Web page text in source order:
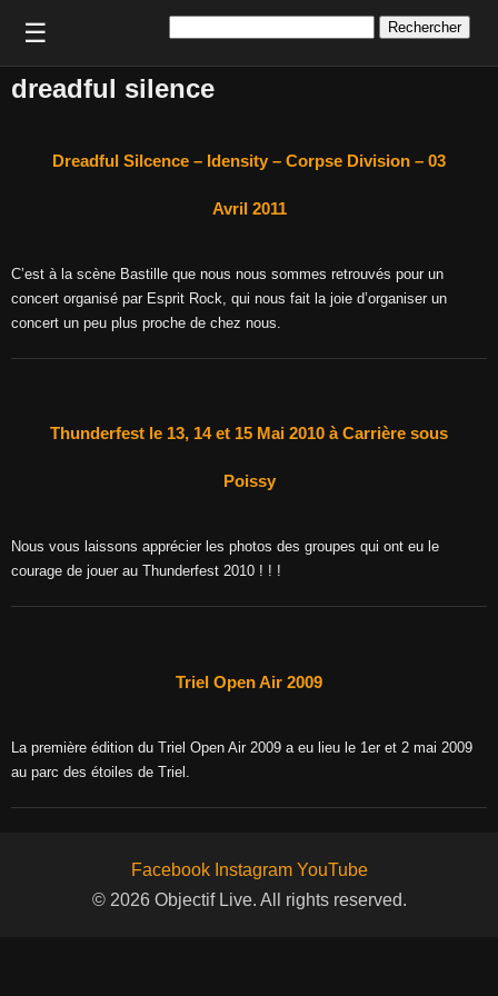
☰
dreadful silence
Dreadful Silcence – Idensity – Corpse Division – 03
Avril 2011
C’est à la scène Bastille que nous nous sommes retrouvés pour un
concert organisé par Esprit Rock, qui nous fait la joie d’organiser un
concert un peu plus proche de chez nous.
Thunderfest le 13, 14 et 15 Mai 2010 à Carrière sous
Poissy
Nous vous laissons apprécier les photos des groupes qui ont eu le
courage de jouer au Thunderfest 2010 ! ! !
Triel Open Air 2009
La première édition du Triel Open Air 2009 a eu lieu le 1er et 2 mai 2009
au parc des étoiles de Triel.
Facebook Instagram YouTube
© 2026 Objectif Live. All rights reserved.